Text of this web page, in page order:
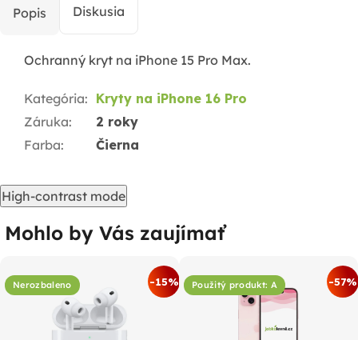
Popis Diskusia
Ochranný kryt na iPhone 15 Pro Max.
Kategória: Kryty na iPhone 16 Pro
Záruka:
2 roky
Farba: Čierna
High-contrast mode
Mohlo by Vás zaujímať
Nerozbaleno -15% Použitý produkt: A -57%